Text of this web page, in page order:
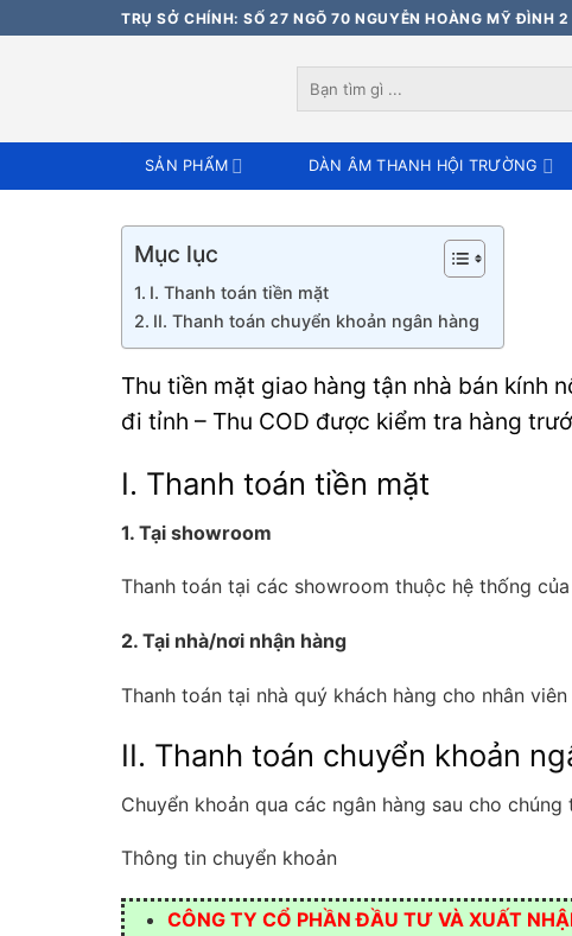
qua
TRỤ SỞ CHÍNH: SỐ 27 NGÕ 70 NGUYỄN HOÀNG MỸ ĐÌNH
kiếm:
SẢN PHẨM DÀN ÂM THANH HỘI TRƯỜNG
Mục lục
I. Thanh toán tiền mặt
II. Thanh toán chuyển khoản ngân hàng
Thu tiền mặt giao hàng tận nhà bán kính
đi tỉnh – Thu COD được kiểm tra hàng
I. Thanh toán tiền mặt
1. Tại showroom
Thanh toán tại các showroom thuộc hệ thống
2. Tại nhà/nơi nhận hàng
Thanh toán tại nhà quý khách hàng cho nhân
II. Thanh toán chuyển khoản
Chuyển khoản qua các ngân hàng sau cho
Thông tin chuyển khoản
CÔNG TY CỔ PHẦN ĐẦU TƯ VÀ XUẤT